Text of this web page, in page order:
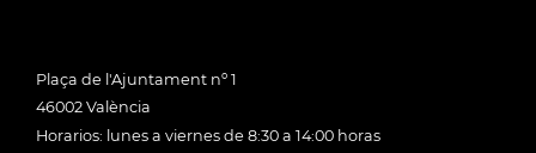
Plaça de l'Ajuntament nº 1
46002 València
Horarios: lunes a viernes de 8:30 a 14:00 horas